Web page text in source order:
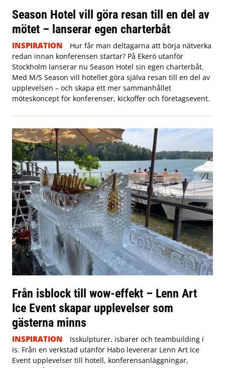
Season Hotel vill göra resan till en del av
mötet – lanserar egen charterbåt
INSPIRATION
Hur får man deltagarna att börja nätverka
redan innan konferensen startar? På Ekerö utanför
Stockholm lanserar nu Season Hotel sin egen charterbåt.
Med M/S Season vill hotellet göra själva resan till en del av
upplevelsen – och skapa ett mer sammanhållet
möteskoncept för konferenser, kickoffer och företagsevent.
Från isblock till wow-effekt – Lenn Art
Ice Event skapar upplevelser som
gästerna minns
INSPIRATION
Isskulpturer, isbarer och teambuilding i
is. Från en verkstad utanför Habo levererar Lenn Art Ice
Event upplevelser till hotell, konferensanläggningar,